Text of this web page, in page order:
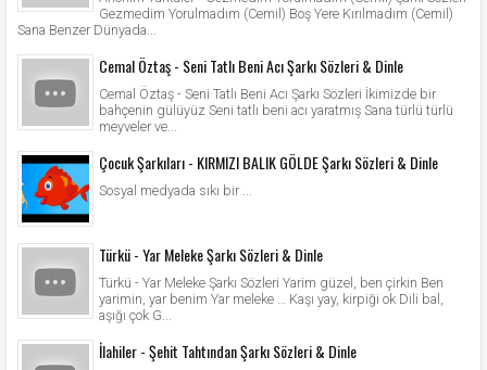
Gezmedim Yorulmadım (Cemil) Boş Yere Kırılmadım (Cemil)
Sana Benzer Dünyada...
Cemal Öztaş - Seni Tatlı Beni Acı Şarkı Sözleri & Dinle
Cemal Öztaş - Seni Tatlı Beni Acı Şarkı Sözleri İkimizde bir
bahçenin gülüyüz Seni tatlı beni acı yaratmış Sana türlü türlü
meyveler ve...
Çocuk Şarkıları - KIRMIZI BALIK GÖLDE Şarkı Sözleri & Dinle
Sosyal medyada sıkı bir ...
Türkü - Yar Meleke Şarkı Sözleri & Dinle
Türkü - Yar Meleke Şarkı Sözleri Yarim güzel, ben çirkin Ben
yarimin, yar benim Yar meleke … Kaşı yay, kirpiği ok Dili bal,
aşığı çok G...
İlahiler - Şehit Tahtından Şarkı Sözleri & Dinle